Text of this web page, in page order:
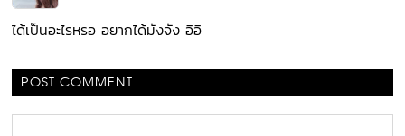
ได้เป็นอะไรหรอ อยากได้มังจัง อิอิ
POST COMMENT